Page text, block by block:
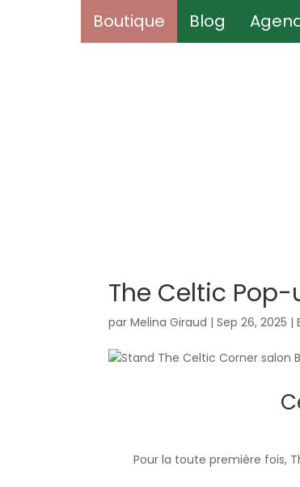
Boutique Blog
Boutique Blog
The Celtic Pop-
parMelina Giraud |Sep 26, 2025 |
Pour la toute première fois,